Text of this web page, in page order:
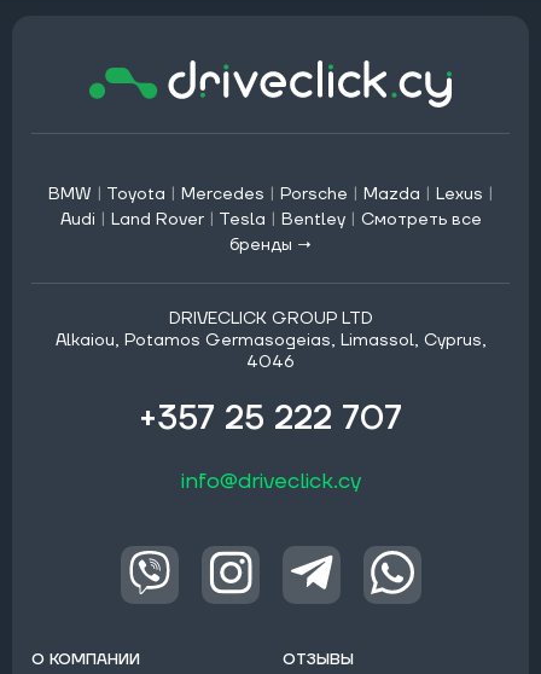
BMW | Toyota | Mercedes | Porsche | Mazda | Lexus |
Audi | Land Rover | Tesla | Bentley | Смотреть все
бренды →
DRIVECLICK GROUP LTD
Alkaiou, Potamos Germasogeias, Limassol, Cyprus,
4046
+357 25 222 707
info@driveclick.cy
О КОМПАНИИ
ОТЗЫВЫ